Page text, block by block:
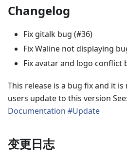
Changelog
Fix gitalk bug (#36)
Fix Waline not displaying
Fix avatar and logo conflict
This release is a bug fix and it
users update to this version See:
Documentation #Update
变更日志